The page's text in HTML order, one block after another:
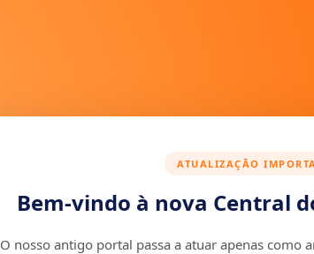
ATUALIZAÇÃO
Bem-vindo à nova Central
O nosso antigo portal passa a atuar apenas como